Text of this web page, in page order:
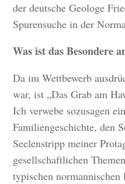
der deutsche Geologe
Spurensuche in der
Was ist das Besondere
Da im Wettbewerb
war, ist „Das Grab am
Ich verwebe sozusagen
Familiengeschichte, den
Seelenstripp meiner
gesellschaftlichen
typischen